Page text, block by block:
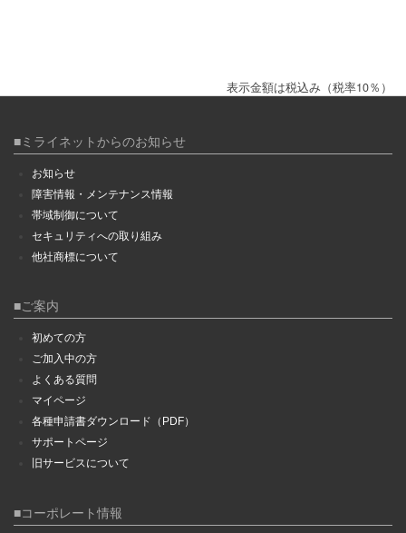
表示金額は税込み（税率10％）
■ミライネットからのお知らせ
お知らせ
障害情報・メンテナンス情報
帯域制御について
セキュリティへの取り組み
他社商標について
■ご案内
初めての方
ご加入中の方
よくある質問
マイページ
各種申請書ダウンロード（PDF）
サポートページ
旧サービスについて
■コーポレート情報